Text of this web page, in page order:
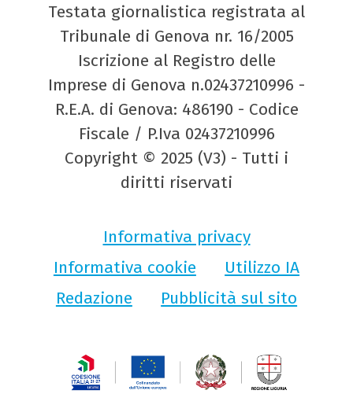
Testata giornalistica registrata al
Tribunale di Genova nr. 16/2005
Iscrizione al Registro delle
Imprese di Genova n.02437210996 -
R.E.A. di Genova: 486190 - Codice
Fiscale / P.Iva 02437210996
Copyright © 2025 (V3) - Tutti i
diritti riservati
Informativa privacy
Informativa cookie
Utilizzo IA
Redazione
Pubblicità sul sito